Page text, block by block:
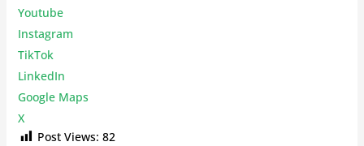
Youtube
Instagram
TikTok
LinkedIn
Google Maps
X
Post Views: 82